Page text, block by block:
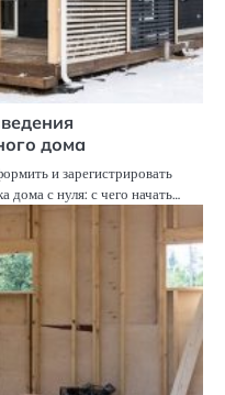
дома
и зарегистрировать
дома с нуля: с чего начать…